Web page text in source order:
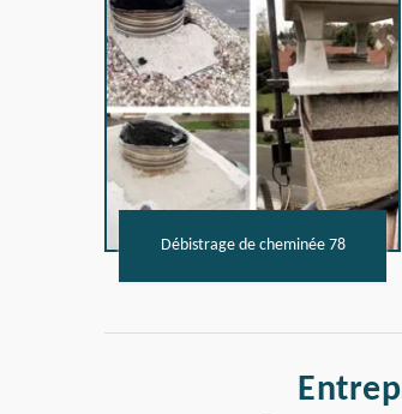
Débistrage de cheminée 78